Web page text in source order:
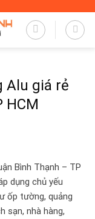
Alu giá rẻ
HCM
Bình Thạnh – TP
dụng chủ yếu
ốp tường, quảng
sạn, nhà hàng,